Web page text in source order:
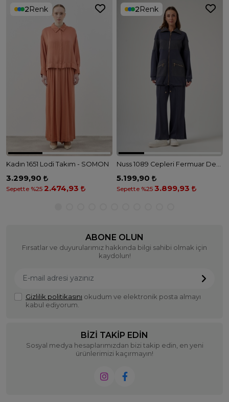
2Renk
Kadın 1651 Lodi Takım - SOMON
3.299,90
Sepette %25 2.474,93
2Renk
5.199,90
Sepette %25 3.899,93
ABONE OLUN
Fırsatlar ve duyurularımız hakkında bilgi sahibi olmak için
kaydolun!
Gizlilik politikasını okudum ve elektronik posta almayı
kabul ediyorum.
BIZI TAKIP EDIN
Sosyal medya hesaplarımızdan bizi takip edin, en yeni
ürünlerimizi kaçırmayın!